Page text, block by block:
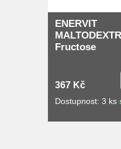
ENERVIT
Fructose
367 Kč
Dostupnost: 3 ks